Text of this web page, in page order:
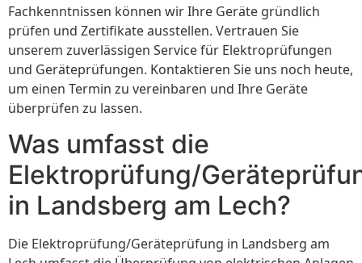
Fachkenntnissen können wir Ihre Geräte gründlich
prüfen und Zertifikate ausstellen. Vertrauen Sie
unserem zuverlässigen Service für Elektroprüfungen
und Geräteprüfungen. Kontaktieren Sie uns noch heute,
um einen Termin zu vereinbaren und Ihre Geräte
überprüfen zu lassen.
Was umfasst die
Elektroprüfung/
in Landsberg am Lech?
Die Elektroprüfung/Geräteprüfung in Landsberg am